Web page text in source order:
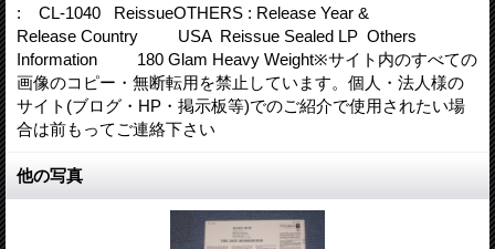
: CL-1040 ReissueOTHERS : Release Year &
Release Country USA Reissue Sealed LP Others
Information 180 Glam Heavy Weight※サイト内のすべての
画像のコピー・無断転用を禁止しています。個人・法人様の
サイト(ブログ・HP・掲示板等)でのご紹介で使用されたい場
合は前もってご連絡下さい
他の写真